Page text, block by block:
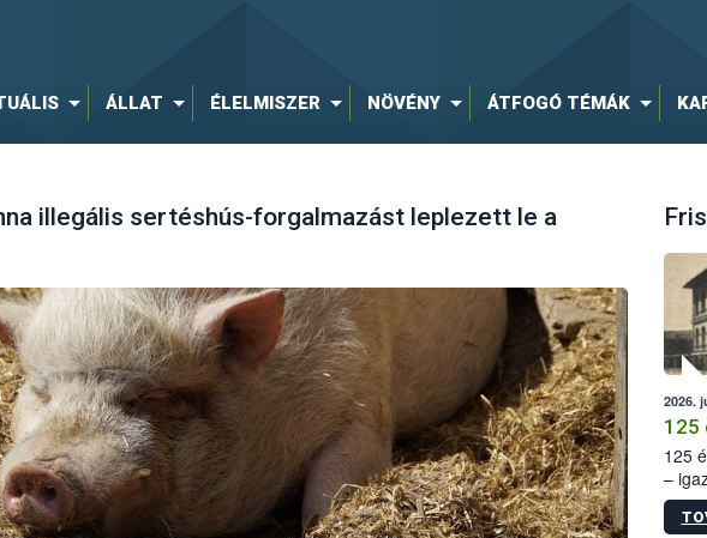
ÁLLAT ÉLELMISZER NÖVÉNY ÁTFOGÓ TÉMÁK
illegális sertéshús-forgalmazást leplezett le a
2026.
125
125
–
15.